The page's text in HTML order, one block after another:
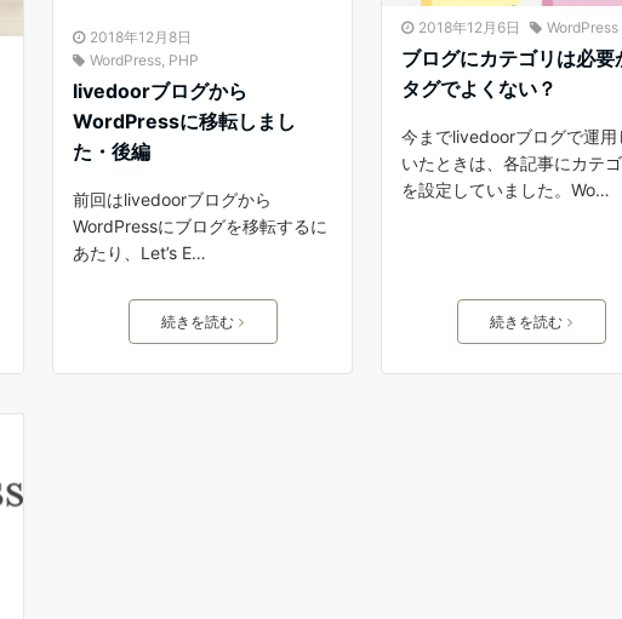
2018年12月8日
WordPress, PHP
livedoorブログから
WordPressに移転しまし
た・後編
前回はlivedoorブログから
WordPressにブログを移転するに
あたり、Let’s E…
続きを読む
2018年12月6日 WordPress
ブログにカテゴリは必要
タグでよくない？
今までlivedoorブログで運用
いたときは、各記事にカテ
を設定していました。Wo…
続きを読む